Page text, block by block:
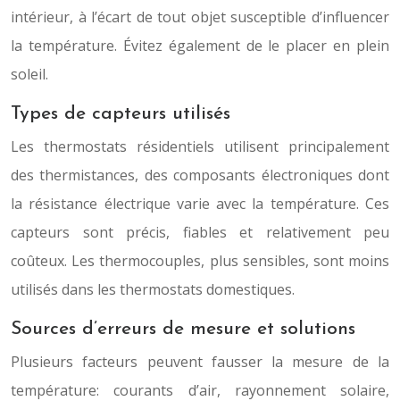
intérieur, à l’écart de tout objet susceptible d’influencer
la température. Évitez également de le placer en plein
soleil.
Types de capteurs utilisés
Les thermostats résidentiels utilisent principalement
des thermistances, des composants électroniques dont
la résistance électrique varie avec la température. Ces
capteurs sont précis, fiables et relativement peu
coûteux. Les thermocouples, plus sensibles, sont moins
utilisés dans les thermostats domestiques.
Sources d’erreurs de mesure et solutions
Plusieurs facteurs peuvent fausser la mesure de la
température: courants d’air, rayonnement solaire,